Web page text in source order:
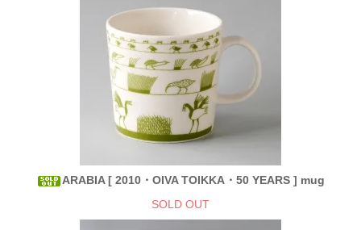
ARABIA [ 2010・OIVA TOIKKA・50 YEARS ] mug
SOLD OUT